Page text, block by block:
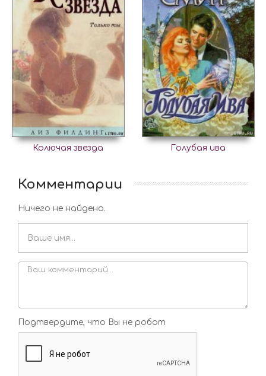
Колючая звезда Голубая ива
Комментарии
Ничего не найдено.
Подтвердите, что Вы не робот